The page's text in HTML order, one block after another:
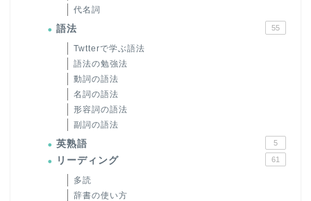
代名詞
語法 55
Twtterで学ぶ語法
語法の勉強法
動詞の語法
名詞の語法
形容詞の語法
副詞の語法
英熟語 5
リーディング 61
多読
辞書の使い方